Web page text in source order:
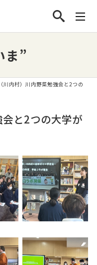
ま”
川内村）川内野菜勉強会と2つの
会と2つの大学が